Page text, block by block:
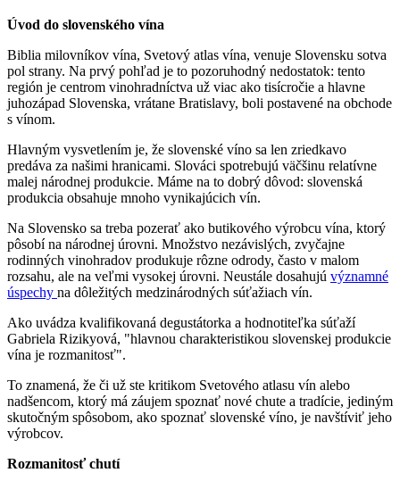
Úvod do slovenského vína
Biblia milovníkov vína, Svetový atlas vína, venuje Slovensku sotva
pol strany. Na prvý pohľad je to pozoruhodný nedostatok: tento
región je centrom vinohradníctva už viac ako tisícročie a hlavne
juhozápad Slovenska, vrátane Bratislavy, boli postavené na obchode
s vínom.
Hlavným vysvetlením je, že slovenské víno sa len zriedkavo
predáva za našimi hranicami. Slováci spotrebujú väčšinu relatívne
malej národnej produkcie. Máme na to dobrý dôvod: slovenská
produkcia obsahuje mnoho vynikajúcich vín.
Na Slovensko sa treba pozerať ako butikového výrobcu vína, ktorý
pôsobí na národnej úrovni. Množstvo nezávislých, zvyčajne
rodinných vinohradov produkuje rôzne odrody, často v malom
rozsahu, ale na veľmi vysokej úrovni. Neustále dosahujú významné
úspechy na dôležitých medzinárodných súťažiach vín.
Ako uvádza kvalifikovaná degustátorka a hodnotiteľka súťaží
Gabriela Rizikyová, "hlavnou charakteristikou slovenskej produkcie
vína je rozmanitosť".
To znamená, že či už ste kritikom Svetového atlasu vín alebo
nadšencom, ktorý má záujem spoznať nové chute a tradície, jediným
skutočným spôsobom, ako spoznať slovenské víno, je navštíviť jeho
výrobcov.
Rozmanitosť chutí